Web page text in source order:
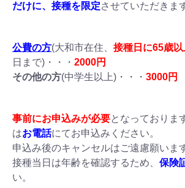
だけに、接種を限定させていただきま
公費の方(大和市在住、 接種日に65歳以
日まで)・・・ 2000円
その他の方(中学生以上)・・・ 3000円
事前にお申込みが必要となっておりま
はお電話にてお申込みください。
申込み後のキャンセルはご遠慮願いま
接種当日は年齢を確認するため、 保険
い。